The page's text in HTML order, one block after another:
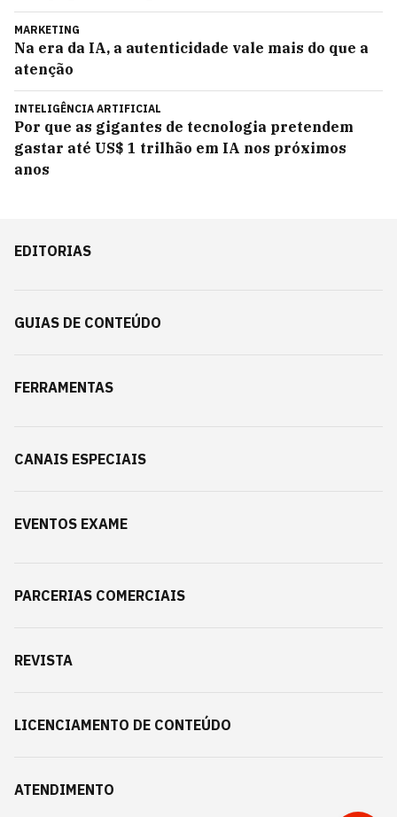
MARKETING
Na era da IA, a autenticidade vale mais do que a
atenção
INTELIGÊNCIA ARTIFICIAL
Por que as gigantes de tecnologia pretendem
gastar até US$ 1 trilhão em IA nos próximos
anos
EDITORIAS
GUIAS DE CONTEÚDO
FERRAMENTAS
CANAIS ESPECIAIS
EVENTOS EXAME
PARCERIAS COMERCIAIS
REVISTA
LICENCIAMENTO DE CONTEÚDO
ATENDIMENTO